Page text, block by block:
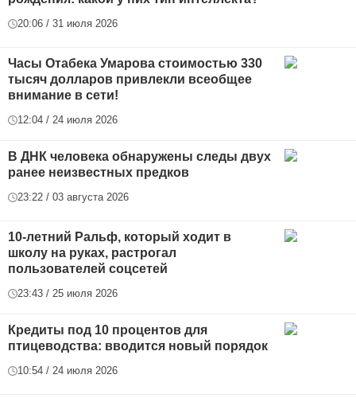
20:06 / 31 июля 2026
Часы Отабека Умарова стоимостью 330
тысяч долларов привлекли всеобщее
внимание в сети!
12:04 / 24 июля 2026
В ДНК человека обнаружены следы двух
ранее неизвестных предков
23:22 / 03 августа 2026
10-летний Ральф, который ходит в
школу на руках, растрогал
пользователей соцсетей
23:43 / 25 июля 2026
Кредиты под 10 процентов для
птицеводства: вводится новый порядок
10:54 / 24 июля 2026